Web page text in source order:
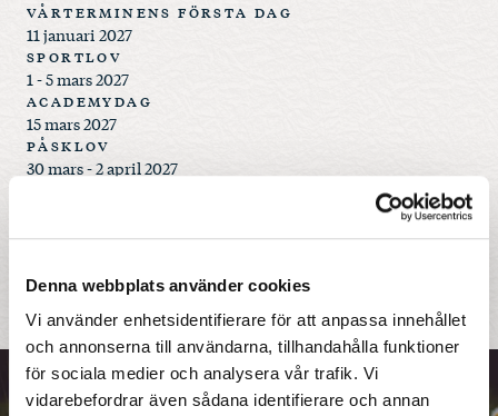
Denna webbplats använder cookies
Vi använder enhetsidentifierare för att anpassa innehållet
och annonserna till användarna, tillhandahålla funktioner
för sociala medier och analysera vår trafik. Vi
vidarebefordrar även sådana identifierare och annan
VÅRTERMINENS FÖRSTA DAG
11 januari 2027
SPORTLOV
1 - 5 mars 2027
ACADEMYDAG
15 mars 2027
PÅSKLOV
30 mars - 2 april 2027
LOVDAG
TERMINSAVSLUTNING